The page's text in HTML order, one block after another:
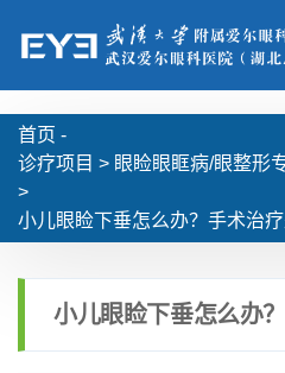
首页 -
诊疗项目 > 眼睑眼眶病/眼整形
>
小儿眼睑下垂怎么办？手术治
小儿眼睑下垂怎么办